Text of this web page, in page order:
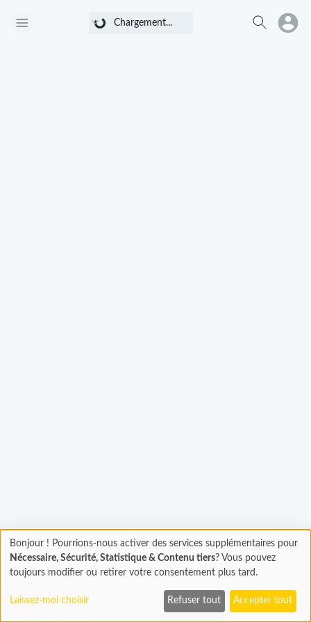
Chargement...
Chargement... Chargement
En cours...
Bonjour ! Pourrions-nous activer des services supplémentaires pour
Nécessaire, Sécurité, Statistique & Contenu tiers? Vous pouvez
toujours modifier ou retirer votre consentement plus tard.
Laissez-moi choisir Refuser tout Accepter tout